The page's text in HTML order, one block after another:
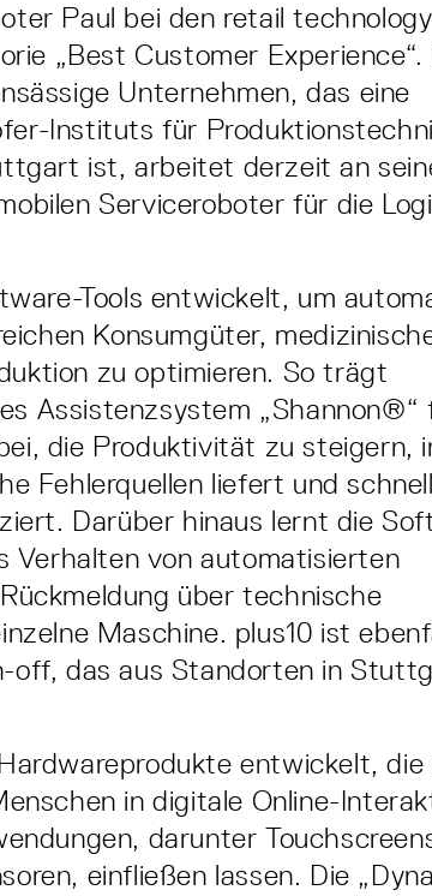
Paul bei den retail
„Best Customer Experience“.
Unternehmen, das eine
Instituts für
ist, arbeitet derzeit an
Serviceroboter für die
Tools entwickelt, um
Konsumgüter,
zu optimieren. So trägt
Assistenzsystem „Shannon®“
die Produktivität zu steigern,
Fehlerquellen liefert und
Darüber hinaus lernt die
Verhalten von automatisierten
über technische
Maschine. plus10 ist
off, das aus Standorten in
entwickelt, die
in digitale Online-
darunter
einfließen lassen. Die